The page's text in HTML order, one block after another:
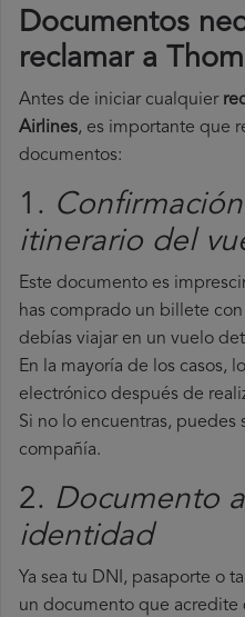
Documentos
reclamar a
Antes de iniciar cualquier
Airlines, es importante que
documentos:
1.
itinerario del
Este documento es
has comprado un billete
debías viajar en un vuelo
En la mayoría de los casos,
electrónico después de
Si no lo encuentras, puedes
compañía.
2. Documento
identidad
Ya sea tu DNI, pasaporte o
un documento que acredite